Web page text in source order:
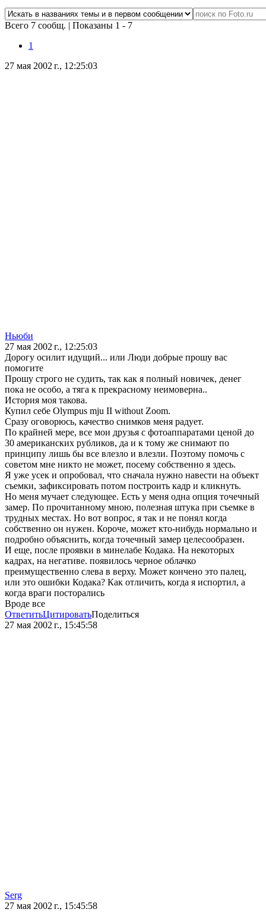
Всего 7 сообщ. | Показаны 1 - 7
1
27 мая 2002 г., 12:25:03
Ньюби
27 мая 2002 г., 12:25:03
Дорогу осилит идущий... или Люди добрые прошу вас
помогите
Прошу строго не судить, так как я полный новичек, денег
пока не особо, а тяга к прекрасному неимоверна..
История моя такова.
Купил себе Olympus mju II without Zoom.
Сразу оговорюсь, качество снимков меня радует.
По крайней мере, все мои друзья с фотоаппаратами ценой до
30 американских рубликов, да и к тому же снимают по
принципу лишь бы все влезло и влезли. Поэтому помочь с
советом мне никто не может, посему собственно я здесь.
Я уже усек и опробовал, что сначала нужно навести на объект
съемки, зафиксировать потом построить кадр и кликнуть.
Но меня мучает следующее. Есть у меня одна опция точечный
замер. По прочитанному мною, полезная штука при съемке в
трудных местах. Но вот вопрос, я так и не понял когда
собственно он нужен. Короче, может кто-нибудь нормально и
подробно объяснить, когда точечный замер целесообразен.
И еще, после проявки в минелабе Кодака. На некоторых
кадрах, на негативе. появилось черное облачко
преимущественно слева в верху. Может кончено это палец,
или это ошибки Кодака? Как отличить, когда я испортил, а
когда враги посторались
Вроде все
ОтветитьЦитироватьПоделиться
27 мая 2002 г., 15:45:58
Sеrg
27 мая 2002 г., 15:45:58